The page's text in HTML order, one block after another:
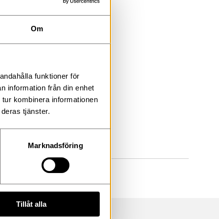
Om
funktioner för
information från din enhet
kombinera informationen
tjänster.
Marknadsföring
Tillåt alla